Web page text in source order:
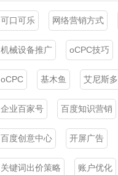
可口可乐 网络营销方式
机械设备推广 oCPC技巧
oCPC 基木鱼 艾尼斯多
企业百家号 百度知识营销
百度创意中心 开屏广告
关键词出价策略 账户优化